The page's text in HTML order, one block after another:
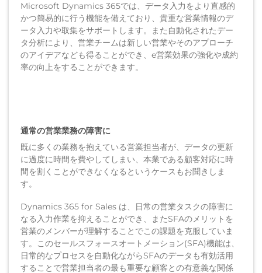
Microsoft Dynamics 365では、データ入力をより直感的
かつ簡易的に行う機能を備えており、貴重な営業情報のデ
ータ入力や取集をサポートします。また自動化されたデー
タ分析により、営業チームは新しい営業やそのアプローチ
のアイデアなども得ることができ、e営業効果の強化や成約
率の向上をすることができます。
通常の営業業務の障害に
既に多くの業務を抱えている営業担当者が、データの更新
に過度に時間を費やしてしまい、本業である顧客対応に時
間を割くことができなくなるというケースもお聞きしま
す。
Dynamics 365 for Sales は、日常の営業タスクの障害に
なる入力作業を抑えることができ、またSFAのメリットを
営業のメンバーが理解することでこの課題を克服していま
す。このセールスフォースオートメーション(SFA)機能は、
日常的なプロセスを自動化ながらSFAのデータも有効活用
することで営業担当者の最も重要な顧客との有意義な関係